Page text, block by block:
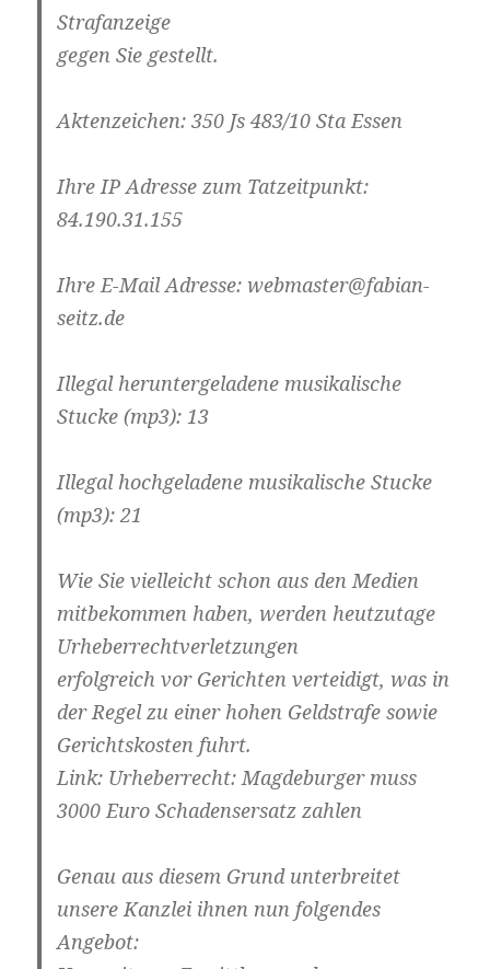
Strafanzeige
gegen Sie gestellt.
Aktenzeichen: 350 Js 483/10 Sta Essen
Ihre IP Adresse zum Tatzeitpunkt:
84.190.31.155
Ihre E-Mail Adresse: webmaster@fabian-
seitz.de
Illegal heruntergeladene musikalische
Stucke (mp3): 13
Illegal hochgeladene musikalische Stucke
(mp3): 21
Wie Sie vielleicht schon aus den Medien
mitbekommen haben, werden heutzutage
Urheberrechtverletzungen
erfolgreich vor Gerichten verteidigt, was in
der Regel zu einer hohen Geldstrafe sowie
Gerichtskosten fuhrt.
Link: Urheberrecht: Magdeburger muss
3000 Euro Schadensersatz zahlen
Genau aus diesem Grund unterbreitet
unsere Kanzlei ihnen nun folgendes
Angebot: